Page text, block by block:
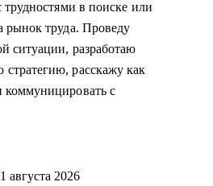
(скрининг с HR, финальное
- подготовиться к
(повышение или переговоры на
заметил и наконец начал
трудностями в поиске или
рынок труда. Проведу
ситуации, разработаю
расскажу как
коммуницировать с
августа 2026